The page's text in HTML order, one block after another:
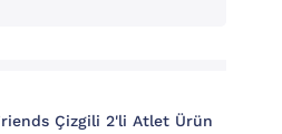
Çizgili 2'li Atlet Ürün